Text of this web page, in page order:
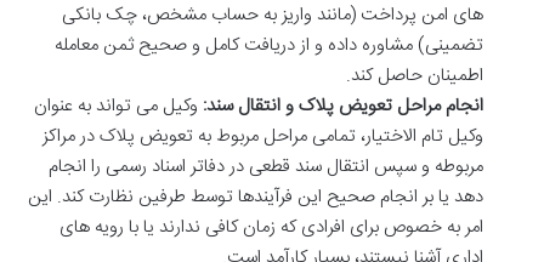
های امن پرداخت (مانند واریز به حساب مشخص، چک بانکی
تضمینی) مشاوره داده و از دریافت کامل و صحیح ثمن معامله
اطمینان حاصل کند.
انجام مراحل تعویض پلاک و انتقال سند: وکیل می تواند به عنوان
وکیل تام الاختیار، تمامی مراحل مربوط به تعویض پلاک در مراکز
مربوطه و سپس انتقال سند قطعی در دفاتر اسناد رسمی را انجام
دهد یا بر انجام صحیح این فرآیندها توسط طرفین نظارت کند. این
امر به خصوص برای افرادی که زمان کافی ندارند یا با رویه های